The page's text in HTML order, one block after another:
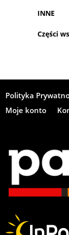
INNE
Części
Polityka
Moje konto